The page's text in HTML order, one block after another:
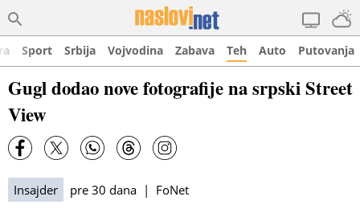
Sport Srbija Vojvodina Zabava Teh Auto Putovanja
Gugl dodao nove fotografije na srpski Street
View
Insajder pre 30 dana | FoNet